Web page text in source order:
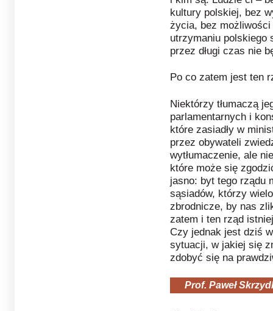
kultury polskiej, bez
życia, bez
utrzymaniu polskiego
przez długi czas nie
Po co zatem jest ten
Niektórzy tłumaczą
parlamentarnych i
które zasiadły w
przez obywateli
wytłumaczenie, ale
które może się
jasno: byt tego rządu
sąsiadów, którzy
zbrodnicze, by nas
zatem i ten rząd
Czy jednak jest dziś
sytuacji, w jakiej się
zdobyć się na
Prof. Paweł